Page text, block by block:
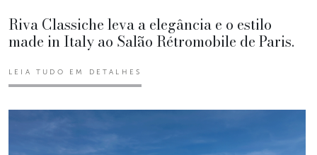
Riva Classiche leva a elegância e o estilo
made in Italy ao Salão Rétromobile de Paris.
LEIA TUDO EM DETALHES